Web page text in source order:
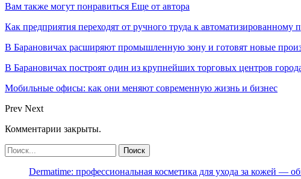
Вам также могут понравиться Еще от автора
Как предприятия переходят от ручного труда к автоматизированному
В Барановичах расширяют промышленную зону и готовят новые
В Барановичах построят один из крупнейших торговых центров
Мобильные офисы: как они меняют современную жизнь и бизнес
Prev Next
Комментарии закрыты.
Dermatime: профессиональная косметика для ухода за кожей —